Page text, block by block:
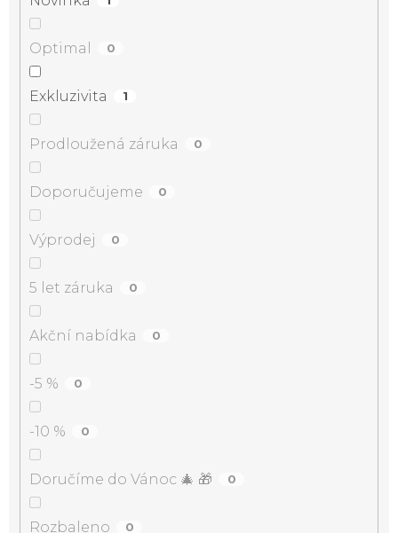
Optimal 0
Exkluzivita 1
Prodloužená záruka 0
Doporučujeme 0
Výprodej 0
5 let záruka 0
Akční nabídka 0
-5 % 0
-10 % 0
Doručíme do Vánoc 🎄 🎁 0
Rozbaleno 0